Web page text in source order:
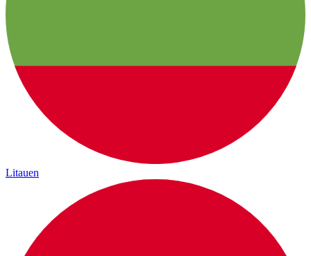
Litauen